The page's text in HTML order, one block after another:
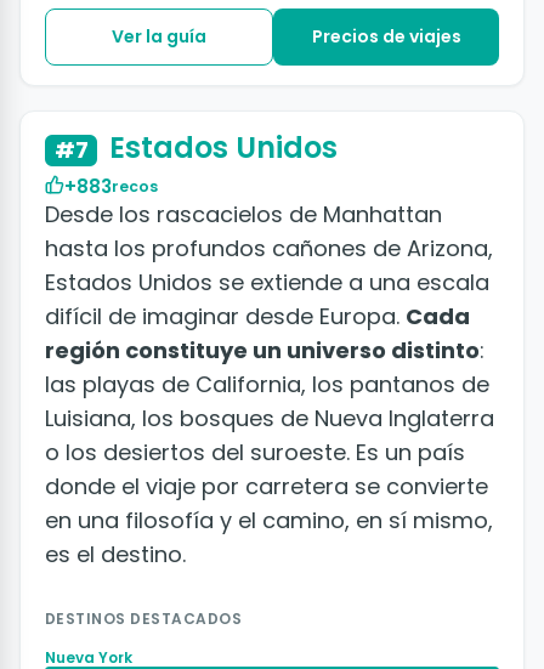
Ver la guía Precios de viajes
#7 Estados Unidos
+883recos
Desde los rascacielos de Manhattan
hasta los profundos cañones de Arizona,
Estados Unidos se extiende a una escala
difícil de imaginar desde Europa. Cada
región constituye un universo distinto:
las playas de California, los pantanos de
Luisiana, los bosques de Nueva Inglaterra
o los desiertos del suroeste. Es un país
donde el viaje por carretera se convierte
en una filosofía y el camino, en sí mismo,
es el destino.
DESTINOS DESTACADOS
Nueva York